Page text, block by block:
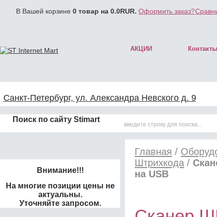
В Вашей корзине 0 товар на 0.0RUR. Оформить заказ?
АКЦИИ Контакты
Санкт-Петербург, ул. Александра Невского д. 9
Поиск по сайту Stimart
Внимание!!!
На многие позиции цены не
актуальны.
Уточняйте запросом.
Главная /
Штрихкода /
на USB